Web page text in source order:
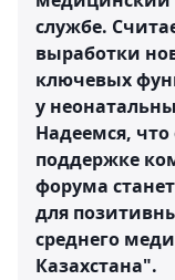
службе.
выработки
ключевых
у
Надеемся,
поддержке
форума
для
среднего
Казахстана".